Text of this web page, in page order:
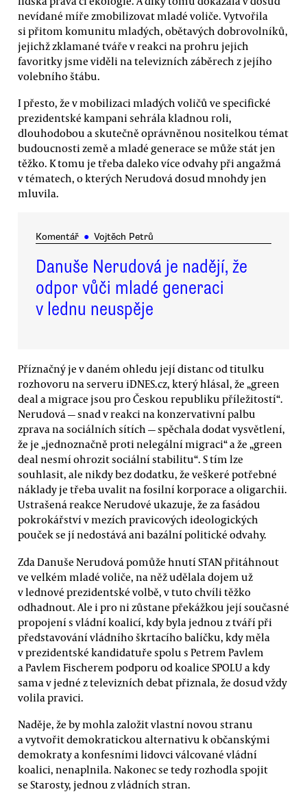
nevídané míře zmobilizovat mladé voliče. Vytvořila
si přitom komunitu mladých, obětavých dobrovolníků,
jejichž zklamané tváře v reakci na prohru jejich
favoritky jsme viděli na televizních záběrech z jejího
volebního štábu.
I přesto, že v mobilizaci mladých voličů ve specifické
prezidentské kampani sehrála kladnou roli,
dlouhodobou a skutečně oprávněnou nositelkou témat
budoucnosti země a mladé generace se může stát jen
těžko. K tomu je třeba daleko více odvahy při angažmá
v tématech, o kterých Nerudová dosud mnohdy jen
mluvila.
Komentář ● Vojtěch Petrů
Danuše Nerudová je nadějí, že
odpor vůči mladé generaci
v lednu neuspěje
Příznačný je v daném ohledu její distanc od titulku
rozhovoru na serveru iDNES.cz, který hlásal, že „green
deal a migrace jsou pro Českou republiku příležitostí“.
Nerudová — snad v reakci na konzervativní palbu
zprava na sociálních sítích — spěchala dodat vysvětlení,
že je „jednoznačně proti nelegální migraci“ a že „green
deal nesmí ohrozit sociální stabilitu“. S tím lze
souhlasit, ale nikdy bez dodatku, že veškeré potřebné
náklady je třeba uvalit na fosilní korporace a oligarchii.
Ustrašená reakce Nerudové ukazuje, že za fasádou
pokrokářství v mezích pravicových ideologických
pouček se jí nedostává ani bazální politické odvahy.
Zda Danuše Nerudová pomůže hnutí STAN přitáhnout
ve velkém mladé voliče, na něž udělala dojem už
v lednové prezidentské volbě, v tuto chvíli těžko
odhadnout. Ale i pro ni zůstane překážkou její současné
propojení s vládní koalicí, kdy byla jednou z tváří při
představování vládního škrtacího balíčku, kdy měla
v prezidentské kandidatuře spolu s Petrem Pavlem
a Pavlem Fischerem podporu od koalice SPOLU a kdy
sama v jedné z televizních debat přiznala, že dosud vždy
volila pravici.
Naděje, že by mohla založit vlastní novou stranu
a vytvořit demokratickou alternativu k občanskými
demokraty a konfesními lidovci válcované vládní
koalici, nenaplnila. Nakonec se tedy rozhodla spojit
se Starosty, jednou z vládních stran.